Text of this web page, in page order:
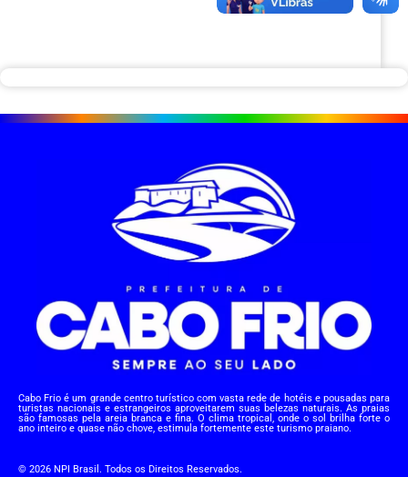
Cabo Frio é um grande centro turístico com vasta rede de hotéis e pousadas para
turistas nacionais e estrangeiros aproveitarem suas belezas naturais. As praias
são famosas pela areia branca e fina. O clima tropical, onde o sol brilha forte o
ano inteiro e quase não chove, estimula fortemente este turismo praiano.
© 2026 NPI Brasil. Todos os Direitos Reservados.